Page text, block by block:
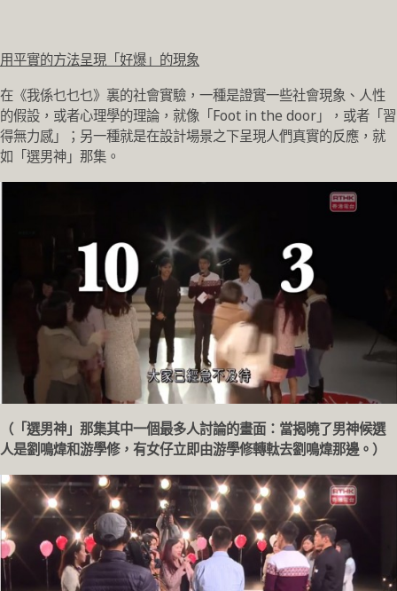
用平實的方法呈現「好爆」的現象
在《我係乜乜乜》裏的社會實驗，一種是證實一些社會現象、人性
的假設，或者心理學的理論，就像「Foot in the door」，或者「習
得無力感」；另一種就是在設計場景之下呈現人們真實的反應，就
如「選男神」那集。
（「選男神」那集其中一個最多人討論的畫面：當揭曉了男神候選
人是劉鳴煒和游學修，有女仔立即由游學修轉軚去劉鳴煒那邊。）